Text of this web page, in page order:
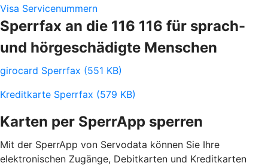
Visa Servicenummern
Sperrfax an die 116 116 für sprach-
und hörgeschädigte Menschen
girocard Sperrfax (551 KB)
Kreditkarte Sperrfax (579 KB)
Karten per SperrApp sperren
Mit der SperrApp von Servodata können Sie Ihre
elektronischen Zugänge, Debitkarten und Kreditkarten